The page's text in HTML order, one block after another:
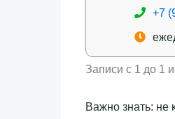
+7
Записи с 1 до 1
Важно знать: не